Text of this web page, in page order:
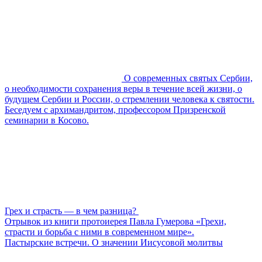
О современных святых Сербии,
о необходимости сохранения веры в течение всей жизни, о
будущем Сербии и России, о стремлении человека к святости.
Беседуем с архимандритом, профессором Призренской
семинарии в Косово.
Грех и страсть — в чем разница?
Отрывок из книги протоиерея Павла Гумерова «Грехи,
страсти и борьба с ними в современном мире».
Пастырские встречи. О значении Иисусовой молитвы